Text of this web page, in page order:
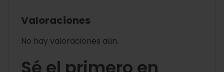
Valoraciones
No hay valoraciones aún.